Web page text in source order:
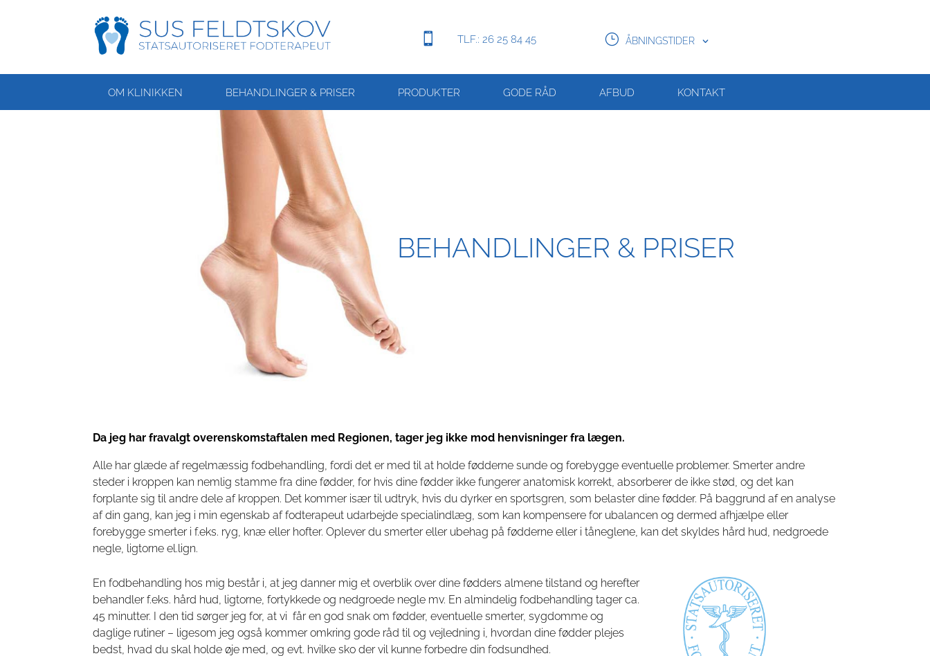
 TLF.: 26 25 84 45 ÅBNINGSTIDER
OM KLINIKKEN BEHANDLINGER & PRISER PRODUKTER GODE RÅD AFBUD KONTAKT
BEHANDLINGER & PRISER
Da jeg har fravalgt overenskomstaftalen med Regionen, tager jeg ikke mod henvisninger fra lægen.
Alle har glæde af regelmæssig fodbehandling, fordi det er med til at holde fødderne sunde og forebygge eventuelle problemer. Smerter andre
steder i kroppen kan nemlig stamme fra dine fødder, for hvis dine fødder ikke fungerer anatomisk korrekt, absorberer de ikke stød, og det kan
forplante sig til andre dele af kroppen. Det kommer især til udtryk, hvis du dyrker en sportsgren, som belaster dine fødder. På baggrund af en analyse
af din gang, kan jeg i min egenskab af fodterapeut udarbejde specialindlæg, som kan kompensere for ubalancen og dermed afhjælpe eller
forebygge smerter i f.eks. ryg, knæ eller hofter. Oplever du smerter eller ubehag på fødderne eller i tåneglene, kan det skyldes hård hud, nedgroede
negle, ligtorne el.lign.
En fodbehandling hos mig består i, at jeg danner mig et overblik over dine fødders almene tilstand og herefter
behandler f.eks. hård hud, ligtorne, fortykkede og nedgroede negle mv. En almindelig fodbehandling tager ca.
45 minutter. I den tid sørger jeg for, at vi får en god snak om fødder, eventuelle smerter, sygdomme og
daglige rutiner – ligesom jeg også kommer omkring gode råd til og vejledning i, hvordan dine fødder plejes
bedst, hvad du skal holde øje med, og evt. hvilke sko der vil kunne forbedre din fodsundhed.